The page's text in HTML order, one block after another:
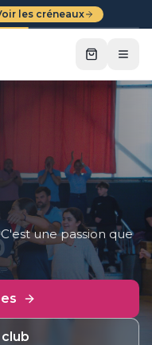
les créneaux
une passion que